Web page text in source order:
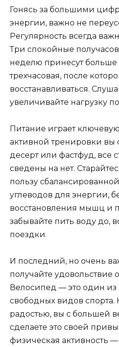
Гонясь за большими
энергии, важно не
Регулярность всегда
Три спокойные
неделю принесут больше
трехчасовая, после
восстанавливаться.
увеличивайте нагрузку
Питание играет
активной тренировки
десерт или фастфуд, все
сведены на нет.
пользу
углеводов для энергии,
восстановления мышц и
забывайте пить воду до,
поездки.
И последний, но очень
получайте удовольствие
Велосипед — это один из
свободных видов спорта.
радостью, вы с большей
сделаете это своей
физическая активность —